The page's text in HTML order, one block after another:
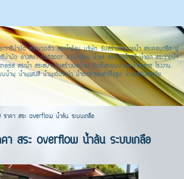
วารีบำบัด สระนวดตัว สระน้ำร้อน บริษัท รับสร้างสระว่ายน้ำ สระคอนกรีต ปู
ารีบำบัด อ่างสปา outdoor อ่างน้ำร้อน น้ำแร่ สระว่ายน้ำ มี น้ำตก สระว่ายน้ำ
เรส สระน้ำ สระสปา รับสร้างบ่อน้ำพุ ติดตั้งระบบน้ำพุหน้าอาคาร โรงงาน
น้ำพุ น้ำพุแสงสี น้ำพุเต้นระบำ น้ำตกจำลองสำเร็จรูป น้ำพุเสริมฮวงจุ้ย
ราคา สระ overflow น้ำล้น ระบบเกลือ
า สระ overflow น้ำล้น ระบบเกลือ